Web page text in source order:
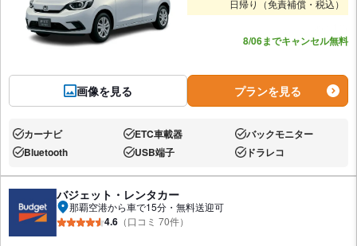
画像を見る
日帰り（免責補償・税込）
8/06までキャンセル無料
プランを見る
あり:カーナビ あり:ETC車載器 あり:バックモニター
あり:Bluetooth あり:USB端子 あり:ドラレコ
バジェット・レンタカー
那覇空港から車で15分・無料送迎可
4.6 （口コミ 70件）